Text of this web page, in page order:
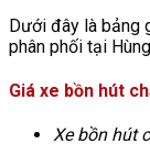
Dưới đây là bảng
phân phối tại
Giá xe bồn hút
Xe bồn hút